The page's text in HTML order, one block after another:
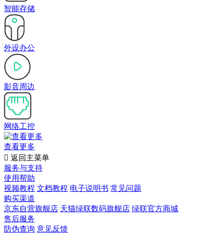
智能存储
外设办公
影音周边
网络工控
查看更多
 返回主菜单
服务与支持
使用帮助
视频教程 文档教程 电子说明书 常见问题
购买渠道
京东自营旗舰店 天猫绿联数码旗舰店 绿联官方商城
售后服务
防伪查询 意见反馈